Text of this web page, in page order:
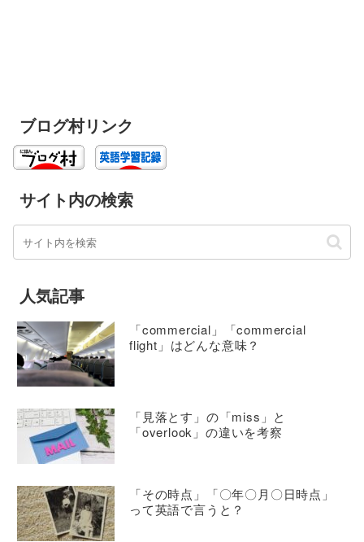
ブログ村リンク
サイト内の検索
人気記事
「commercial」「commercial
flight」はどんな意味？
「見落とす」の「miss」と
「overlook」の違いを考察
「その時点」「〇年〇月〇日時点」
って英語で言うと？